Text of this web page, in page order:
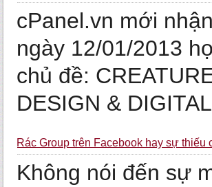
cPanel.vn mới
ngày 12/01/2013
chủ đề:
DESIGN &
Rác Group trên Facebook hay sự
Không nói đến sự